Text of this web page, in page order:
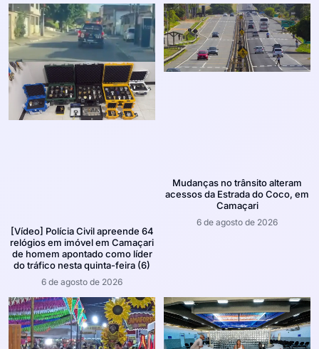
[Vídeo] Polícia Civil apreende 64
relógios em imóvel em Camaçari
de homem apontado como líder
do tráfico nesta quinta-feira (6)
6 de agosto de 2026
Mudanças no trânsito alteram
acessos da Estrada do Coco, em
Camaçari
6 de agosto de 2026